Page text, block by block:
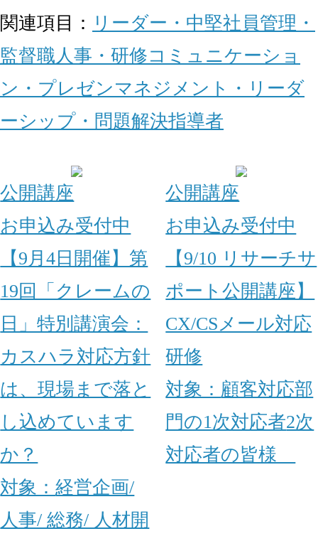
関連項目： リーダー・中堅社員管理・
監督職 人事・研修コミュニケーショ
ン・プレゼンマネジメント・リーダ
ーシップ・問題解決指導者
公開講座
お申込み受付中
【9月4日開催】第
19回「クレームの
日」特別講演会：
カスハラ対応方針
は、現場まで落と
し込めています
か？
対象：経営企画/
人事/ 総務/ 人材開
公開講座
お申込み受付中
【9/10 リサーチサ
ポート公開講座】
CX/CSメール対応
研修
対象： 顧客対応部
門の1次対応者2次
対応者の皆様